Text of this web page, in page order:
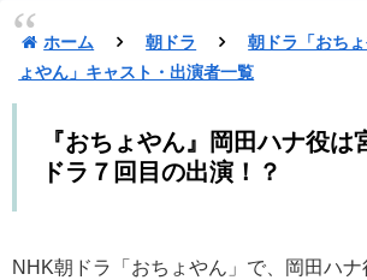
ホーム 朝ドラ 朝ドラ「おちょ
ょやん」キャスト・出演者一覧
『おちょやん』岡田ハナ役は
ドラ７回目の出演！？
NHK朝ドラ「おちょやん」で、岡田ハナ